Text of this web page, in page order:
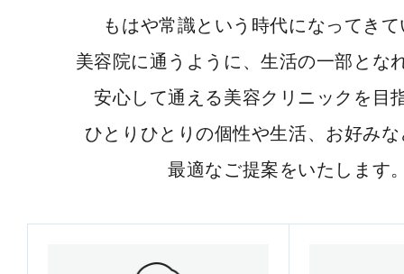
もはや常識という時代になってき
美容院に通うように、生活の一部とな
安心して通える美容クリニックを目
ひとりひとりの個性や生活、お好み
最適なご提案をいたします